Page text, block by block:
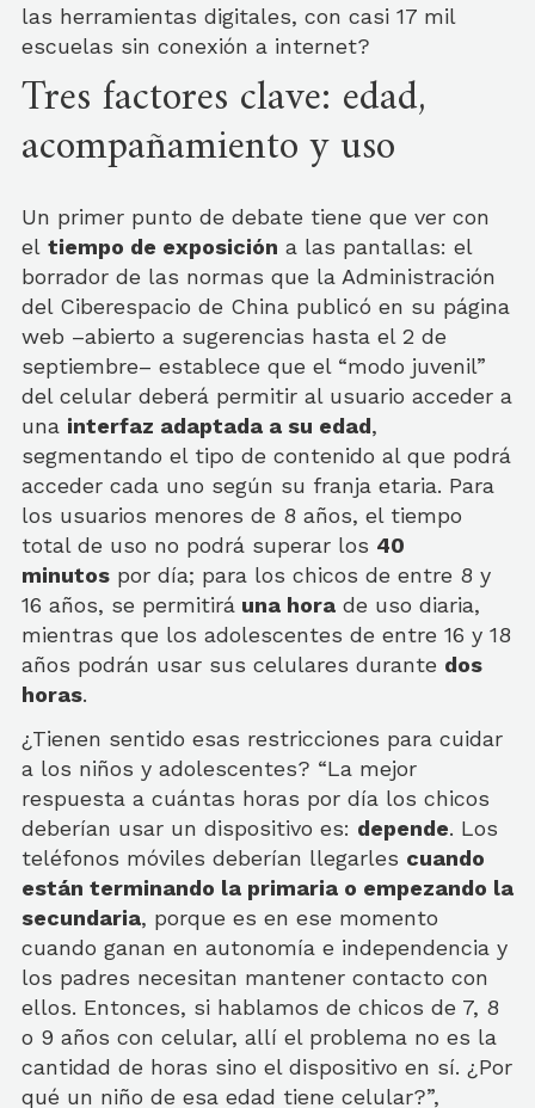
las herramientas digitales, con casi 17 mil
escuelas sin conexión a internet?
Tres factores clave: edad,
acompañamiento y uso
Un primer punto de debate tiene que ver con
el tiempo de exposición a las pantallas: el
borrador de las normas que la Administración
del Ciberespacio de China publicó en su página
web –abierto a sugerencias hasta el 2 de
septiembre– establece que el “modo juvenil”
del celular deberá permitir al usuario acceder a
una interfaz adaptada a su edad,
segmentando el tipo de contenido al que podrá
acceder cada uno según su franja etaria. Para
los usuarios menores de 8 años, el tiempo
total de uso no podrá superar los 40
minutos por día; para los chicos de entre 8 y
16 años, se permitirá una hora de uso diaria,
mientras que los adolescentes de entre 16 y 18
años podrán usar sus celulares durante dos
horas.
¿Tienen sentido esas restricciones para cuidar
a los niños y adolescentes? “La mejor
respuesta a cuántas horas por día los chicos
deberían usar un dispositivo es: depende. Los
teléfonos móviles deberían llegarles cuando
están terminando la primaria o empezando la
secundaria, porque es en ese momento
cuando ganan en autonomía e independencia y
los padres necesitan mantener contacto con
ellos. Entonces, si hablamos de chicos de 7, 8
o 9 años con celular, allí el problema no es la
cantidad de horas sino el dispositivo en sí. ¿Por
qué un niño de esa edad tiene celular?”,